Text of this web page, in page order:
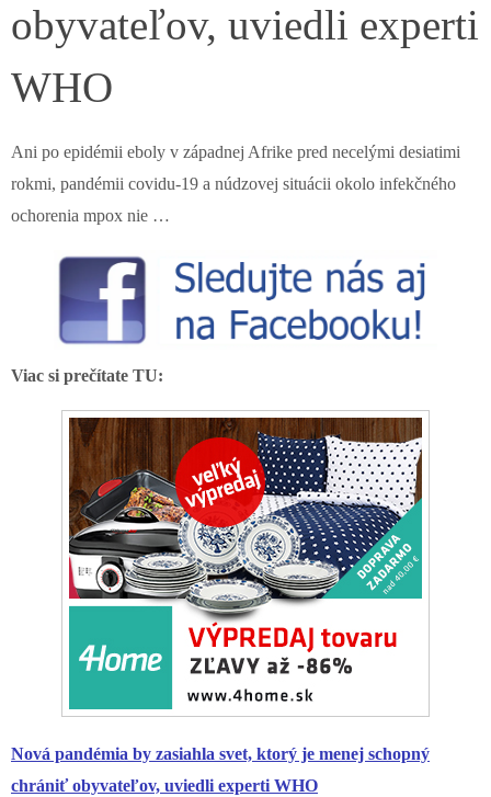
obyvateľov, uviedli experti
WHO
Ani po epidémii eboly v západnej Afrike pred necelými desiatimi
rokmi, pandémii covidu-19 a núdzovej situácii okolo infekčného
ochorenia mpox nie …
Viac si prečítate TU:
Nová pandémia by zasiahla svet, ktorý je menej schopný
chrániť obyvateľov, uviedli experti WHO